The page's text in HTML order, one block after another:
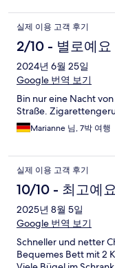
실제 이용 고객 후기
2/10 - 별로예요
2024년 6월 25일
Google 번역 보기
Bin nur eine Nacht
Straße.
Marianne 님, 7박 여행
실제 이용 고객 후기
10/10 - 최고예
2025년 8월 5일
Google 번역 보기
Schneller und netter
Bequemes Bett mit 2